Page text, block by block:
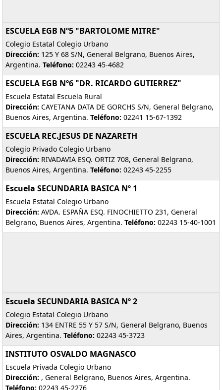
ESCUELA EGB Nº5 "BARTOLOME MITRE"
Colegio Estatal Colegio Urbano
Dirección: 125 Y 68 S/N, General Belgrano, Buenos Aires,
Argentina. Teléfono: 02243 45-4682
ESCUELA EGB Nº6 "DR. RICARDO GUTIERREZ"
Escuela Estatal Escuela Rural
Dirección: CAYETANA DATA DE GORCHS S/N, General Belgrano,
Buenos Aires, Argentina. Teléfono: 02241 15-67-1392
ESCUELA REC.JESUS DE NAZARETH
Colegio Privado Colegio Urbano
Dirección: RIVADAVIA ESQ. ORTIZ 708, General Belgrano,
Buenos Aires, Argentina. Teléfono: 02243 45-2255
Escuela SECUNDARIA BASICA Nº 1
Escuela Estatal Colegio Urbano
Dirección: AVDA. ESPAÑA ESQ. FINOCHIETTO 231, General
Belgrano, Buenos Aires, Argentina. Teléfono: 02243 15-40-1001
Escuela SECUNDARIA BASICA Nº 2
Colegio Estatal Colegio Urbano
Dirección: 134 ENTRE 55 Y 57 S/N, General Belgrano, Buenos
Aires, Argentina. Teléfono: 02243 45-3723
INSTITUTO OSVALDO MAGNASCO
Escuela Privada Colegio Urbano
Dirección: , General Belgrano, Buenos Aires, Argentina.
Teléfono: 02243 45-2276